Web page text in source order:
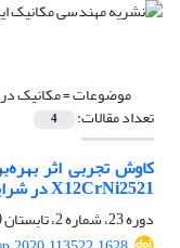
موضوعات =مکانیک
تعداد مقالات: 4
X12CrNi2521 در شرایط فوق گرمایش
دوره 23، شماره 2، تابستان 1400، صفحه